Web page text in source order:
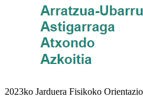
2023ko Jarduera Fisikoko